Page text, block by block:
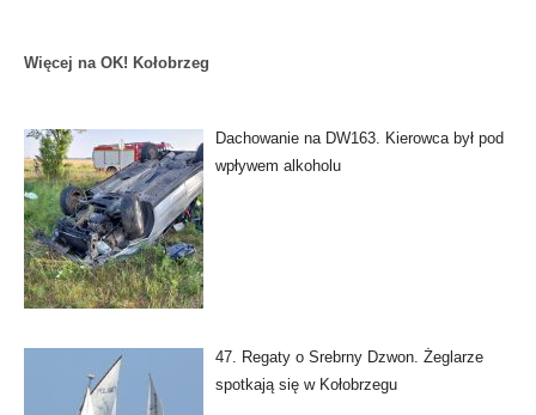
Więcej na OK! Kołobrzeg
Dachowanie na DW163. Kierowca był pod
wpływem alkoholu
47. Regaty o Srebrny Dzwon. Żeglarze
spotkają się w Kołobrzegu